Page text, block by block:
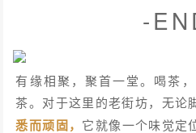
-
有缘相聚，聚首一堂。喝茶
茶。对于这里的老街坊，无论
悉而顽固， 它就像一个味觉定